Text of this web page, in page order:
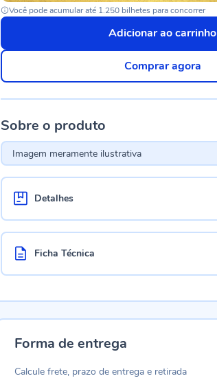
Você pode acumular até 1.250 bilhetes para concorrer
Adicionar ao carrinho
Comprar agora
Sobre o produto
Imagem meramente ilustrativa
Detalhes
Ficha Técnica
Forma de entrega
Calcule frete, prazo de entrega e retirada